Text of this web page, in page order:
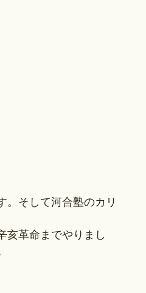
。そして河合塾のカリ
亥革命までやりまし